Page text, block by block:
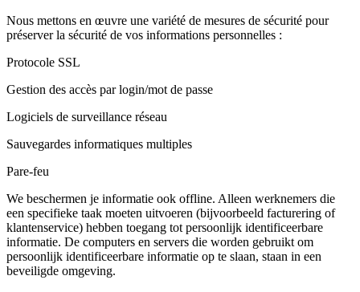
Nous mettons en œuvre une variété de mesures de sécurité pour
préserver la sécurité de vos informations personnelles :
Protocole SSL
Gestion des accès par login/mot de passe
Logiciels de surveillance réseau
Sauvegardes informatiques multiples
Pare-feu
We beschermen je informatie ook offline. Alleen werknemers die
een specifieke taak moeten uitvoeren (bijvoorbeeld facturering of
klantenservice) hebben toegang tot persoonlijk identificeerbare
informatie. De computers en servers die worden gebruikt om
persoonlijk identificeerbare informatie op te slaan, staan in een
beveiligde omgeving.